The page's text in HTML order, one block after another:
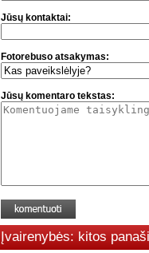
Jūsų kontaktai:
Fotorebuso atsakymas:
Jūsų komentaro tekstas:
Įvairenybės: kitos